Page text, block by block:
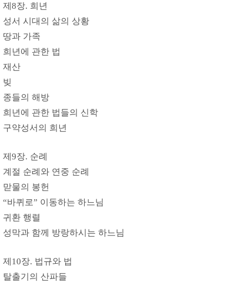
제8장. 희년
성서 시대의 삶의 상황
땅과 가족
희년에 관한 법
재산
빚
종들의 해방
희년에 관한 법들의 신학
구약성서의 희년
제9장. 순례
계절 순례와 연중 순례
맏물의 봉헌
“바퀴로” 이동하는 하느님
귀환 행렬
성막과 함께 방랑하시는 하느님
제10장. 법규와 법
탈출기의 산파들